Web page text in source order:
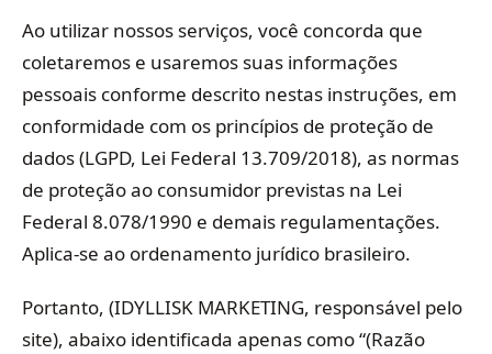
Ao utilizar nossos serviços, você concorda que
coletaremos e usaremos suas informações
pessoais conforme descrito nestas instruções, em
conformidade com os princípios de proteção de
dados (LGPD, Lei Federal 13.709/2018), as normas
de proteção ao consumidor previstas na Lei
Federal 8.078/1990 e demais regulamentações.
Aplica-se ao ordenamento jurídico brasileiro.
Portanto, (IDYLLISK MARKETING, responsável pelo
site), abaixo identificada apenas como “(Razão